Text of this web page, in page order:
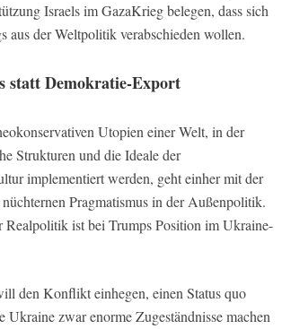
Israels im GazaKrieg belegen, dass sich
aus der Weltpolitik verabschieden wollen.
statt Demokratie-Export
Utopien einer Welt, in der
Strukturen und die Ideale der
implementiert werden, geht einher mit der
Pragmatismus in der Außenpolitik.
Realpolitik ist bei Trumps Position im Ukraine-
den Konflikt einhegen, einen Status quo
Ukraine zwar enorme Zugeständnisse machen